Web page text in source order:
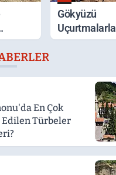
Gökyüzü
Uçurtmalarla
Renklendi
En Çok
Türbeler